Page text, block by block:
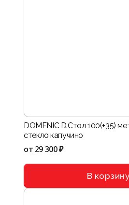
DOMENIC D.Стол 100(+35)
стекло капучино
от 29 300 ₽
В корзину